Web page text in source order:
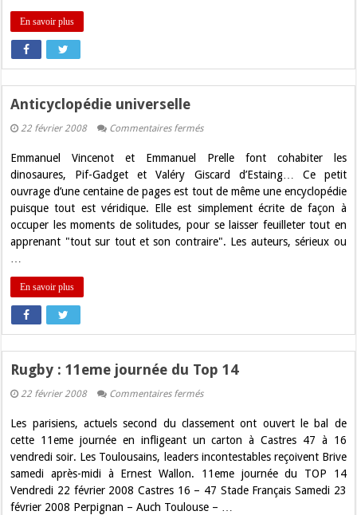
En savoir plus
Anticyclopédie universelle
22 février 2008 Commentaires ferméssur
Emmanuel Vincenot et Emmanuel Prelle font cohabiter les
dinosaures, Pif-Gadget et Valéry Giscard d’Estaing… Ce petit
ouvrage d’une centaine de pages est tout de même une encyclopédie
puisque tout est véridique. Elle est simplement écrite de façon à
occuper les moments de solitudes, pour se laisser feuilleter tout en
apprenant "tout sur tout et son contraire". Les auteurs, sérieux ou
En savoir plus
Rugby : 11eme journée du Top 14
22 février 2008 Commentaires ferméssur
11eme
journée
Top
14
Les parisiens, actuels second du classement ont ouvert le bal de
cette 11eme journée en infligeant un carton à Castres 47 à 16
vendredi soir. Les Toulousains, leaders incontestables reçoivent Brive
samedi après-midi à Ernest Wallon. 11eme journée du TOP 14
Vendredi 22 février 2008 Castres 16 – 47 Stade Français Samedi 23
février 2008 Perpignan – Auch Toulouse – …